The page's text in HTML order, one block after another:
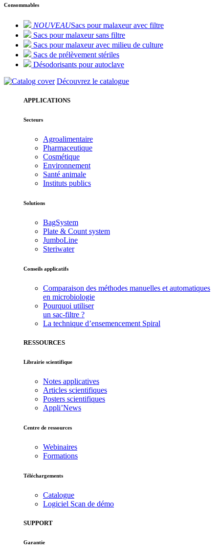
Consommables
NOUVEAUSacs pour malaxeur avec filtre
Sacs pour malaxeur sans filtre
Sacs pour malaxeur avec milieu de culture
Sacs de prélèvement stériles
Désodorisants pour autoclave
Découvrez le catalogue
APPLICATIONS
Secteurs
Agroalimentaire
Pharmaceutique
Cosmétique
Environnement
Santé animale
Instituts publics
Solutions
BagSystem
Plate & Count system
JumboLine
Steriwater
Conseils applicatifs
Comparaison des méthodes manuelles et automatiques
en microbiologie
Pourquoi utiliser
un sac-filtre ?
La technique d’ensemencement Spiral
RESSOURCES
Librairie scientifique
Notes applicatives
Articles scientifiques
Posters scientifiques
Appli’News
Centre de ressources
Webinaires
Formations
Téléchargements
Catalogue
Logiciel Scan de démo
SUPPORT
Garantie